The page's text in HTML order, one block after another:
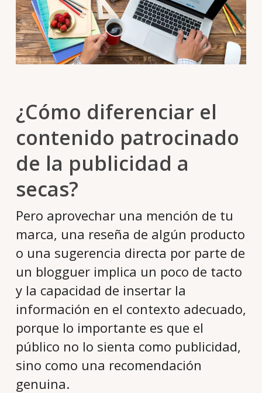
¿Cómo diferenciar el
contenido patrocinado
de la publicidad a
secas?
Pero aprovechar una mención de tu
marca, una reseña de algún producto
o una sugerencia directa por parte de
un blogguer implica un poco de tacto
y la capacidad de insertar la
información en el contexto adecuado,
porque lo importante es que el
público no lo sienta como publicidad,
sino como una recomendación
genuina.